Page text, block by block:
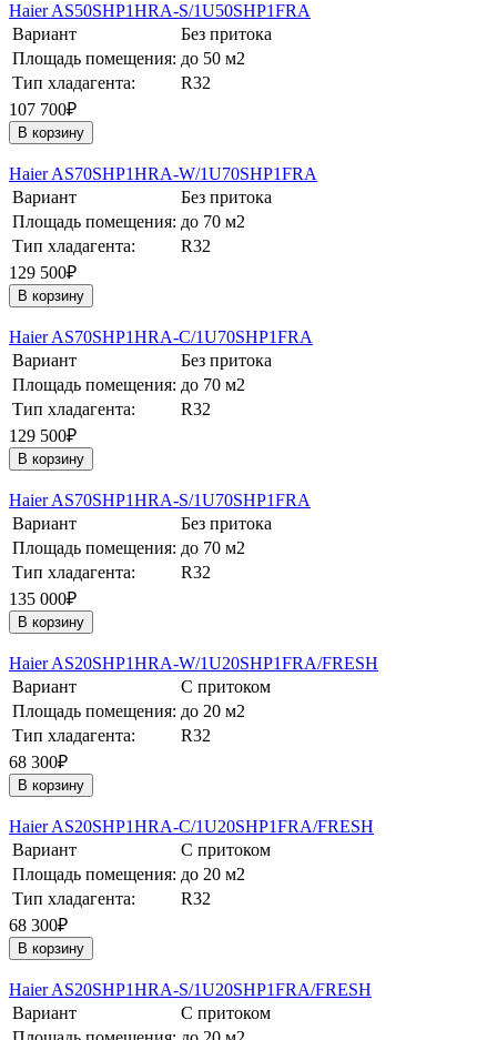
Haier AS50SHP1HRA-S/1U50SHP1FRA
Вариант
Без притока
Площадь помещения: до 50 м2
Тип хладагента:
R32
107 700₽
В корзину
Haier AS70SHP1HRA-W/1U70SHP1FRA
Вариант
Без притока
Площадь помещения: до 70 м2
Тип хладагента:
R32
129 500₽
В корзину
Haier AS70SHP1HRA-С/1U70SHP1FRA
Вариант
Без притока
Площадь помещения: до 70 м2
Тип хладагента:
R32
129 500₽
В корзину
Haier AS70SHP1HRA-S/1U70SHP1FRA
Вариант
Без притока
Площадь помещения: до 70 м2
Тип хладагента:
R32
135 000₽
В корзину
Haier AS20SHP1HRA-W/1U20SHP1FRA/FRESH
Вариант
С притоком
Площадь помещения: до 20 м2
Тип хладагента:
R32
68 300₽
В корзину
Haier AS20SHP1HRA-C/1U20SHP1FRA/FRESH
Вариант
С притоком
Площадь помещения: до 20 м2
Тип хладагента:
R32
68 300₽
В корзину
Haier AS20SHP1HRA-S/1U20SHP1FRA/FRESH
Вариант
С притоком